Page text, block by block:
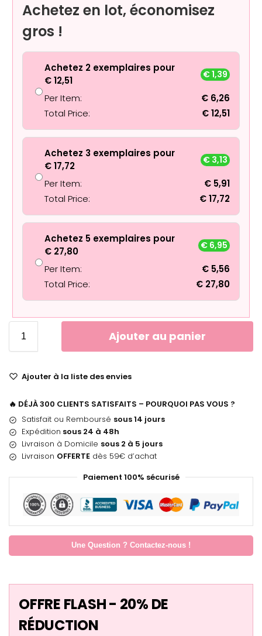
Achetez en lot, économisez
gros !
Achetez 2 exemplaires pour
€12,51
€1,39
Per Item: € 6,26
Total Price:
€12,51
Achetez 3 exemplaires pour
€17,72
€ 3,13
Per Item: € 5,91
Total Price:
€17,72
Achetez 5 exemplaires pour
€ 27,80
€ 6,95
Per Item: € 5,56
Total Price:
€ 27,80
Ajouter au panier
Ajouter à la liste des envies
🔥 DÉJÀ 300 CLIENTS SATISFAITS – POURQUOI PAS VOUS ?
Satisfait ou Remboursé sous 14 jours
Expédition sous 24 à 48h
Livraison à Domicile sous 2 à 5 jours
Livraison OFFERTE dès 59€ d’achat
Paiement 100% sécurisé
Une Question ? Contactez-nous !
OFFRE FLASH - 20% DE
RÉDUCTION